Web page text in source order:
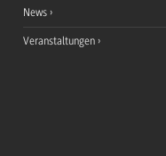
News
Veranstaltungen